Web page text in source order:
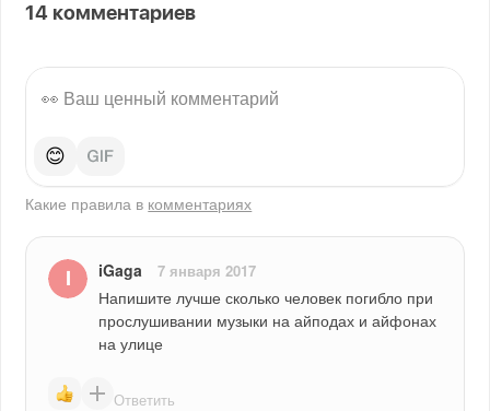
14 комментариев
😊
Какие правила в комментариях
iGaga 7 января 2017
Напишите лучше сколько человек погибло при
прослушивании музыки на айподах и айфонах
на улице
Ответить